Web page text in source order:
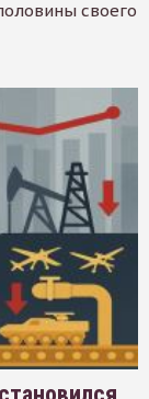
своего